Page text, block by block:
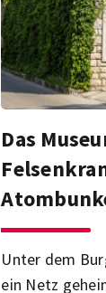
Das
Unter dem
ein Netz